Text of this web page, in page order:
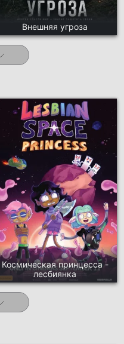
Внешняя угроза
Космическая принцесса -
лесбиянка